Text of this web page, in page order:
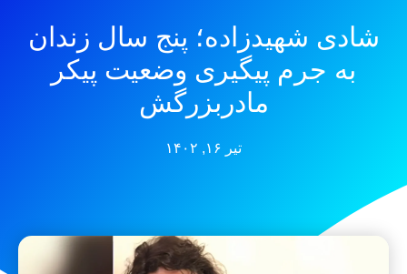
شادی شهیدزاده؛ پنج سال زندان
به جرم پیگیری وضعیت پیکر
مادربزرگش
تیر ۱۶, ۱۴۰۲